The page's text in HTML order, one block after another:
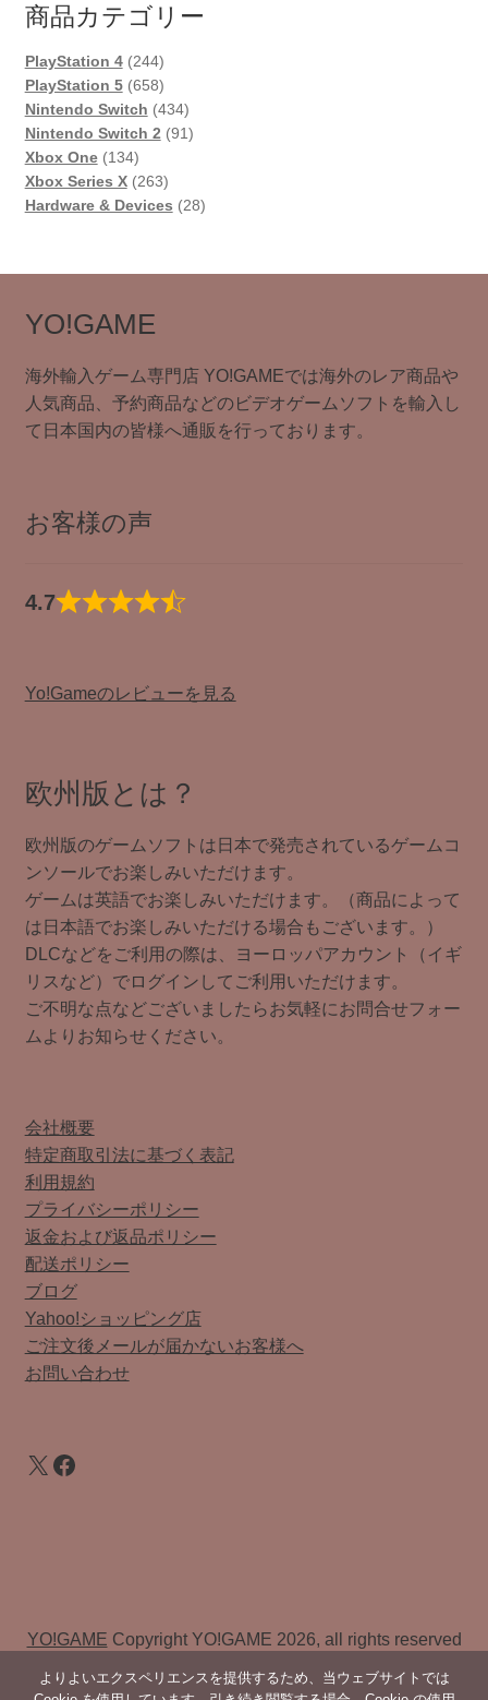
商品カテゴリー
PlayStation 4 244244
個
の
商
PlayStation 5 658658
個
の
品
Nintendo Switch 434434
個
品
Nintendo Switch 2 9191
商
Xbox One 134134
個
の
Xbox Series X 263263
個
品
Hardware & Devices 2828
商
YO!GAME
海外輸入ゲーム専門店 YO!GAMEでは海外のレア商品や
人気商品、予約商品などのビデオゲームソフトを輸入し
て日本国内の皆様へ通販を行っております。
お客様の声
4.7
Yo!Gameのレビューを見る
欧州版とは？
欧州版のゲームソフトは日本で発売されているゲームコ
ンソールでお楽しみいただけます。
ゲームは英語でお楽しみいただけます。（商品によって
は日本語でお楽しみいただける場合もございます。）
DLCなどをご利用の際は、ヨーロッパアカウント（イギ
リスなど）でログインしてご利用いただけます。
ご不明な点などございましたらお気軽にお問合せフォー
ムよりお知らせください。
会社概要
特定商取引法に基づく表記
利用規約
プライバシーポリシー
返金および返品ポリシー
配送ポリシー
ブログ
Yahoo!ショッピング店
ご注文後メールが届かないお客様へ
お問い合わせ
X Facebook
YO!GAME Copyright YO!GAME 2026, all rights reserved
よりよいエクスペリエンスを提供するため、当ウェブサイトでは